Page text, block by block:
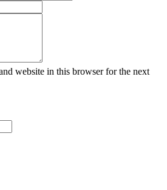
website in this browser for the next